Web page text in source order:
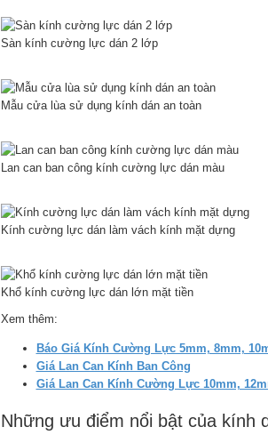
Sàn kính cường lực dán 2 lớp
Mẫu cửa lùa sử dụng kính dán an toàn
Lan can ban công kính cường lực dán màu
Kính cường lực dán làm vách kính mặt dựng
Khổ kính cường lực dán lớn mặt tiền
Xem thêm:
Báo Giá Kính Cường Lực 5mm, 8mm,
Giá Lan Can Kính Ban Công
Giá Lan Can Kính Cường Lực 10mm,
Những ưu điểm nổi bật của kính